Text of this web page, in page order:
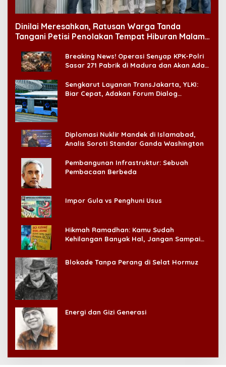
Dinilai Meresahkan, Ratusan Warga Tanda
Tangani Petisi Penolakan Tempat Hiburan Malam
Breaking News! Operasi Senyap KPK-Polri
Sasar 271 Pabrik di Madura dan Akan Ada
Sengkarut Layanan TransJakarta, YLKI:
Biar Cepat, Adakan Forum Dialog
Diplomasi Nuklir Mandek di Islamabad,
Analis Soroti Standar Ganda Washington
Pembangunan Infrastruktur: Sebuah
Pembacaan Berbeda
Impor Gula vs Penghuni Usus
Hikmah Ramadhan: Kamu Sudah
Kehilangan Banyak Hal, Jangan Sampai
Blokade Tanpa Perang di Selat Hormuz
Energi dan Gizi Generasi